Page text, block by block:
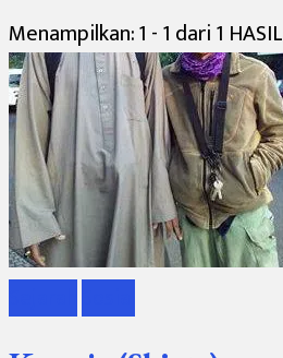
Menampilkan: 1 - 1 dari 1 HASIL